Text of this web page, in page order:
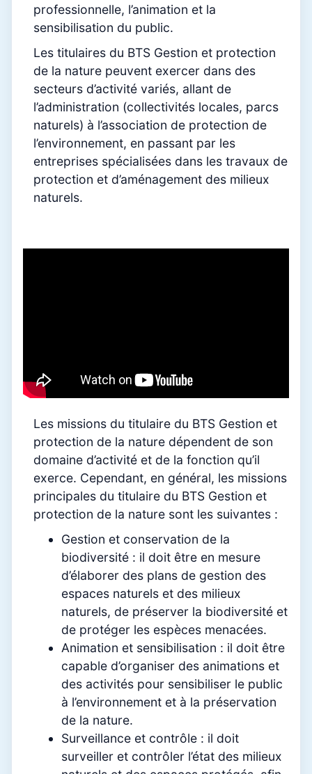
professionnelle, l’animation et la
sensibilisation du public.
Les titulaires du BTS Gestion et protection
de la nature peuvent exercer dans des
secteurs d’activité variés, allant de
l’administration (collectivités locales, parcs
naturels) à l’association de protection de
l’environnement, en passant par les
entreprises spécialisées dans les travaux de
protection et d’aménagement des milieux
naturels.
Les missions du titulaire du BTS Gestion et
protection de la nature dépendent de son
domaine d’activité et de la fonction qu’il
exerce. Cependant, en général, les missions
principales du titulaire du BTS Gestion et
protection de la nature sont les suivantes :
Gestion et conservation de la
biodiversité : il doit être en mesure
d’élaborer des plans de gestion des
espaces naturels et des milieux
naturels, de préserver la biodiversité et
de protéger les espèces menacées.
Animation et sensibilisation : il doit être
capable d’organiser des animations et
des activités pour sensibiliser le public
à l’environnement et à la préservation
de la nature.
Surveillance et contrôle : il doit
surveiller et contrôler l’état des milieux